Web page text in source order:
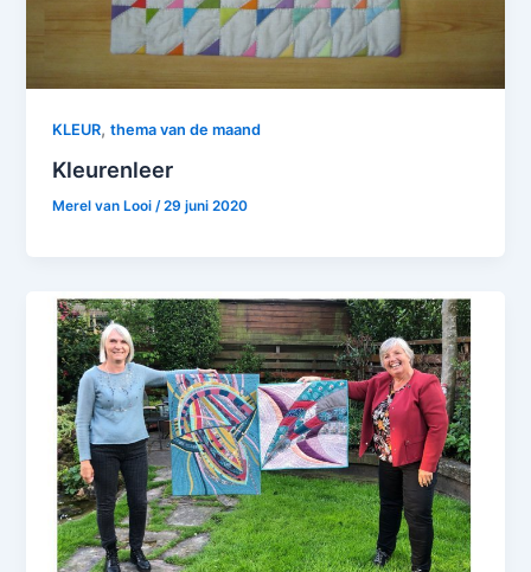
KLEUR,thema van de maand
Kleurenleer
Merel van Looi/29 juni 2020